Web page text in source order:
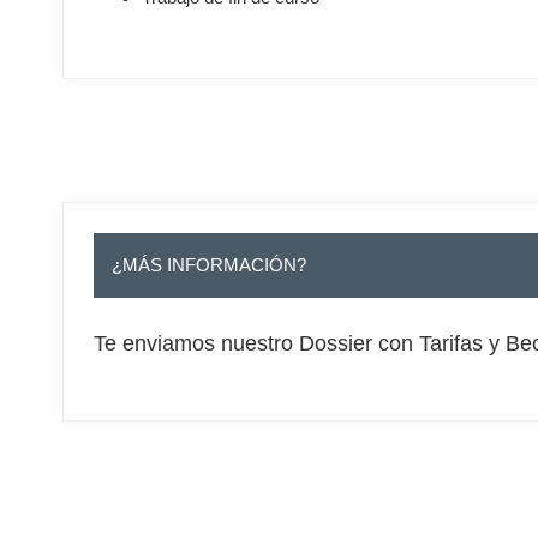
¿MÁS INFORMACIÓN?
Te enviamos nuestro Dossier con Tarifas y